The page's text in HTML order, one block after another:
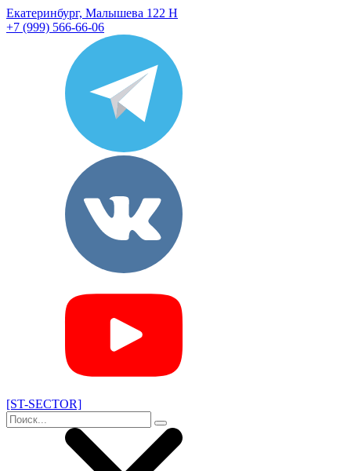
Екатеринбург, Малышева 122 Н
+7 (999) 566-66-06
[ST-SECTOR]